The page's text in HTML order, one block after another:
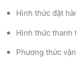
Hình thức đặt
Hình thức thanh
Phương thức